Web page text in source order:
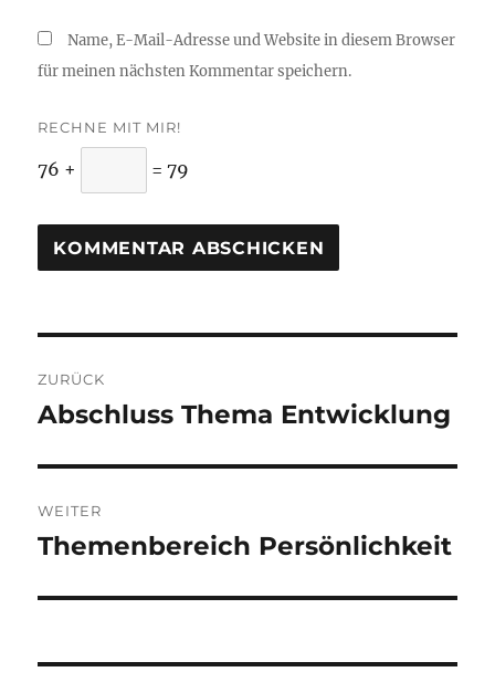
Name, E-Mail-Adresse und Website in diesem Browser
für meinen nächsten Kommentar speichern.
RECHNE MIT MIR!
76 + = 79
ZURÜCK
Vorheriger
Abschluss Thema Entwicklung
WEITER
Nächster
Themenbereich Persönlichkeit